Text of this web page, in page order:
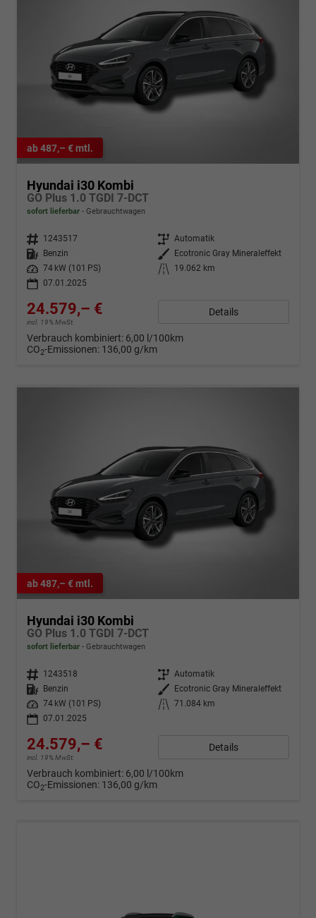
ab 487,– € mtl.
Hyundai i30 Kombi
GO Plus 1.0 TGDI 7-DCT
sofort lieferbar Gebrauchtwagen
Fahrzeugnr. 1243517 Getriebe Automatik
Kraftstoff
Benzin Außenfarbe
Ecotronic Gray Mineraleffekt
Leistung
74 kW (101 PS) Kilometerstand
19.062 km
07.01.2025
24.579,– €
incl. 19% MwSt.
Details
Verbrauch kombiniert: 6,00 l/100km
CO2-Emissionen: 136,00 g/km
ab 487,– € mtl.
Hyundai i30 Kombi
GO Plus 1.0 TGDI 7-DCT
sofort lieferbar Gebrauchtwagen
Fahrzeugnr. 1243518 Getriebe Automatik
Kraftstoff
Benzin Außenfarbe
Ecotronic Gray Mineraleffekt
Leistung
74 kW (101 PS) Kilometerstand
71.084 km
07.01.2025
24.579,– €
incl. 19% MwSt.
Details
Verbrauch kombiniert: 6,00 l/100km
CO2-Emissionen: 136,00 g/km